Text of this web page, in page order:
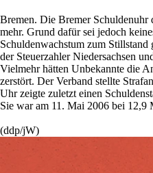
Bremen. Die Bremer Schuldenuhr
mehr. Grund dafür sei jedoch
Schuldenwachstum zum
der Steuerzahler Niedersachsen
Vielmehr hätten Unbekannte die
zerstört. Der Verband stellte
Uhr zeigte zuletzt einen
Sie war am 11. Mai 2006 bei 12,9
(ddp/jW)